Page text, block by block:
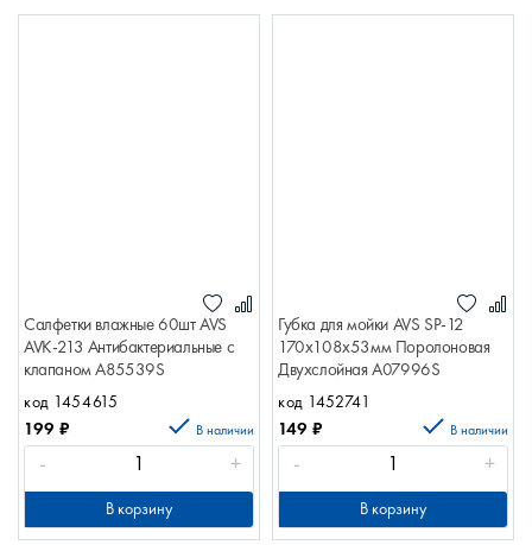
Салфетки влажные 60шт AVS
AVK-213 Антибактериальные с
клапаном A85539S
код 1454615
199 ₽ В наличии
- +
В корзину
Губка для мойки AVS SP-12
170x108x53мм Поролоновая
Двухслойная A07996S
код 1452741
149 ₽ В наличии
- +
В корзину